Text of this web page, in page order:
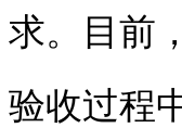
求。目前
验收过程